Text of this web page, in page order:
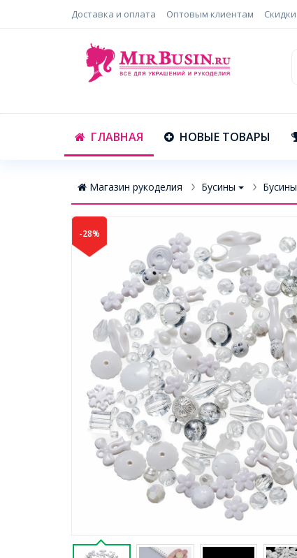
Доставка и оплата Оптовым клиентам Скидки
ГЛАВНАЯ НОВЫЕ ТОВАРЫ
Магазин рукоделия Бусины
-28%